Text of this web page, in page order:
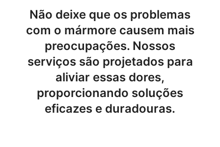
Não deixe que os problemas
com o mármore causem mais
preocupações. Nossos
serviços são projetados para
aliviar essas dores,
proporcionando soluções
eficazes e duradouras.